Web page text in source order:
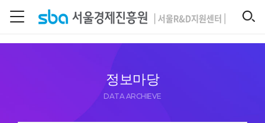
정보마당
DATA ARCHIEVE